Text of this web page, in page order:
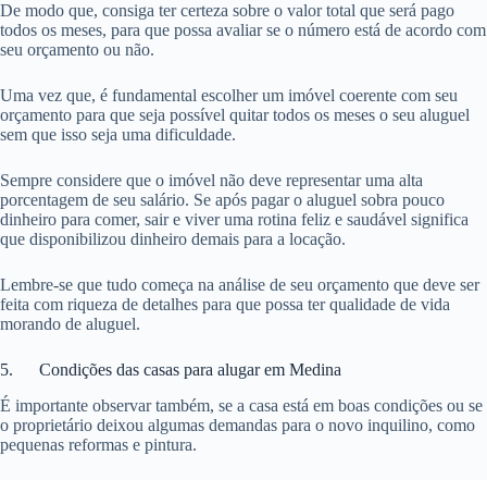
De modo que, consiga ter certeza sobre o valor total que será pago
todos os meses, para que possa avaliar se o número está de acordo com
seu orçamento ou não.
Uma vez que, é fundamental escolher um imóvel coerente com seu
orçamento para que seja possível quitar todos os meses o seu aluguel
sem que isso seja uma dificuldade.
Sempre considere que o imóvel não deve representar uma alta
porcentagem de seu salário. Se após pagar o aluguel sobra pouco
dinheiro para comer, sair e viver uma rotina feliz e saudável significa
que disponibilizou dinheiro demais para a locação.
Lembre-se que tudo começa na análise de seu orçamento que deve ser
feita com riqueza de detalhes para que possa ter qualidade de vida
morando de aluguel.
5. Condições das casas para alugar em Medina
É importante observar também, se a casa está em boas condições ou se
o proprietário deixou algumas demandas para o novo inquilino, como
pequenas reformas e pintura.